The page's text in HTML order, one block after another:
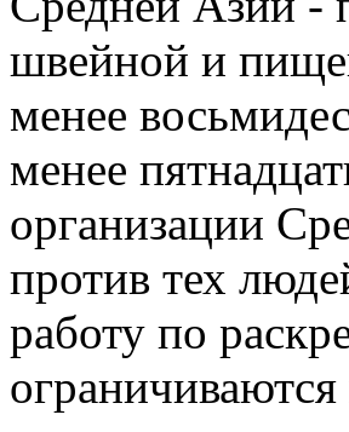
швейной и
менее
менее
организации
против тех
работу по